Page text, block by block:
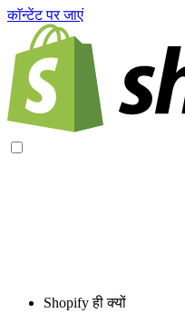
काॅन्टेंट पर जाएं
Shopify ही क्यों